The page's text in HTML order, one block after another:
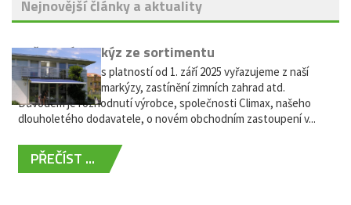
Nejnovější články a aktuality
Vyřazení markýz ze sortimentu
Vážení zákazníci, s platností od 1. září 2025 vyřazujeme z naší
nabídky výsuvné markýzy, zastínění zimních zahrad atd.
Důvodem je rozhodnutí výrobce, společnosti Climax, našeho
dlouholetého dodavatele, o novém obchodním zastoupení v...
PŘEČÍST ...